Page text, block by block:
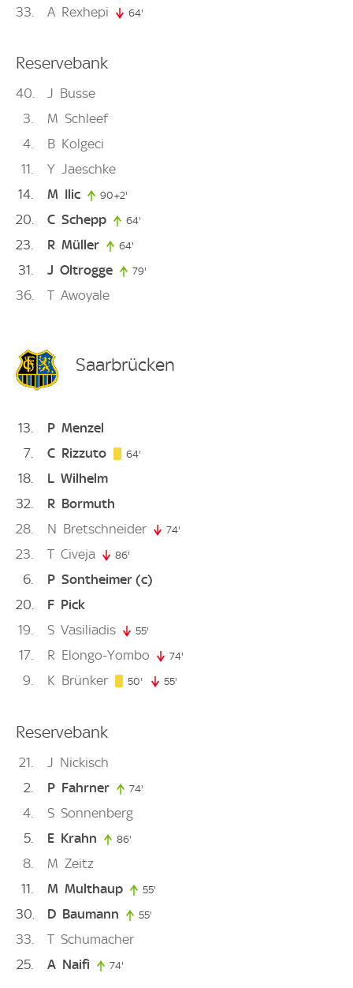
33 A Rexhepi 64'
Reservebank
40 J Busse
3
M Schleef
4
B Kolgeci
11
Y Jaeschke
14
M Ilic 90+2'
20 C Schepp 64'
23 R Müller 64'
31 J Oltrogge 79'
36 T Awoyale
Saarbrücken
13 P Menzel
7
C Rizzuto 64'
18 L Wilhelm
32
R Bormuth
28
N Bretschneider 74'
23 T Civeja 86'
6 P Sontheimer (c)
20
F Pick
19
S Vasiliadis 55'
17 R Elongo-Yombo 74'
9 K Brünker 50' 50. minute
55'
Reservebank
21 J Nickisch
2
P Fahrner 74'
4 S Sonnenberg
5
E Krahn 86'
8 M Zeitz
11
M Multhaup 55'
30 D Baumann 55'
33 T Schumacher
25
A Naifi 74'